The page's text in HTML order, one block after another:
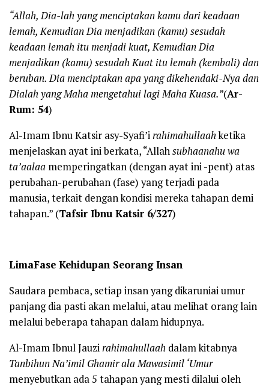
“Allah, Dia-lah yang menciptakan kamu dari keadaan
lemah, Kemudian Dia menjadikan (kamu) sesudah
keadaan lemah itu menjadi kuat, Kemudian Dia
menjadikan (kamu) sesudah Kuat itu lemah (kembali) dan
beruban. Dia menciptakan apa yang dikehendaki-Nya dan
Dialah yang Maha mengetahui lagi Maha Kuasa.”(Ar-
Rum: 54)
Al-Imam Ibnu Katsir asy-Syafi’irahimahullaahketika
menjelaskan ayat ini berkata, “Allahsubhaanahu wa
ta’aalaa memperingatkan (dengan ayat ini -pent) atas
perubahan-perubahan (fase) yang terjadi pada
manusia, terkait dengan kondisi mereka tahapan demi
tahapan.” (Tafsir Ibnu Katsir 6/327)
LimaFase Kehidupan Seorang Insan
Saudara pembaca, setiap insan yang dikaruniai umur
panjang dia pasti akan melalui, atau melihat orang lain
melalui beberapa tahapan dalam hidupnya.
Al-Imam Ibnul Jauzirahimahullaah dalam kitabnya
Tanbihun Na’imil Ghamir ala Mawasimil ‘Umur
menyebutkan ada 5 tahapan yang mesti dilalui oleh